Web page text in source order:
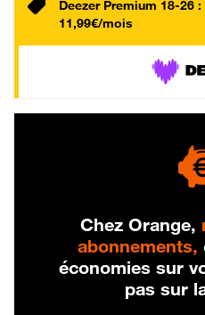
Deezer Premium 18-26
11,99€/mois
Chez Orange,
abonnements,
économies sur
pas sur